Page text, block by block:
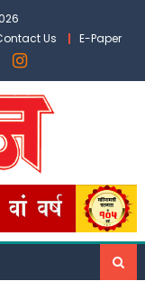
Us E-Paper